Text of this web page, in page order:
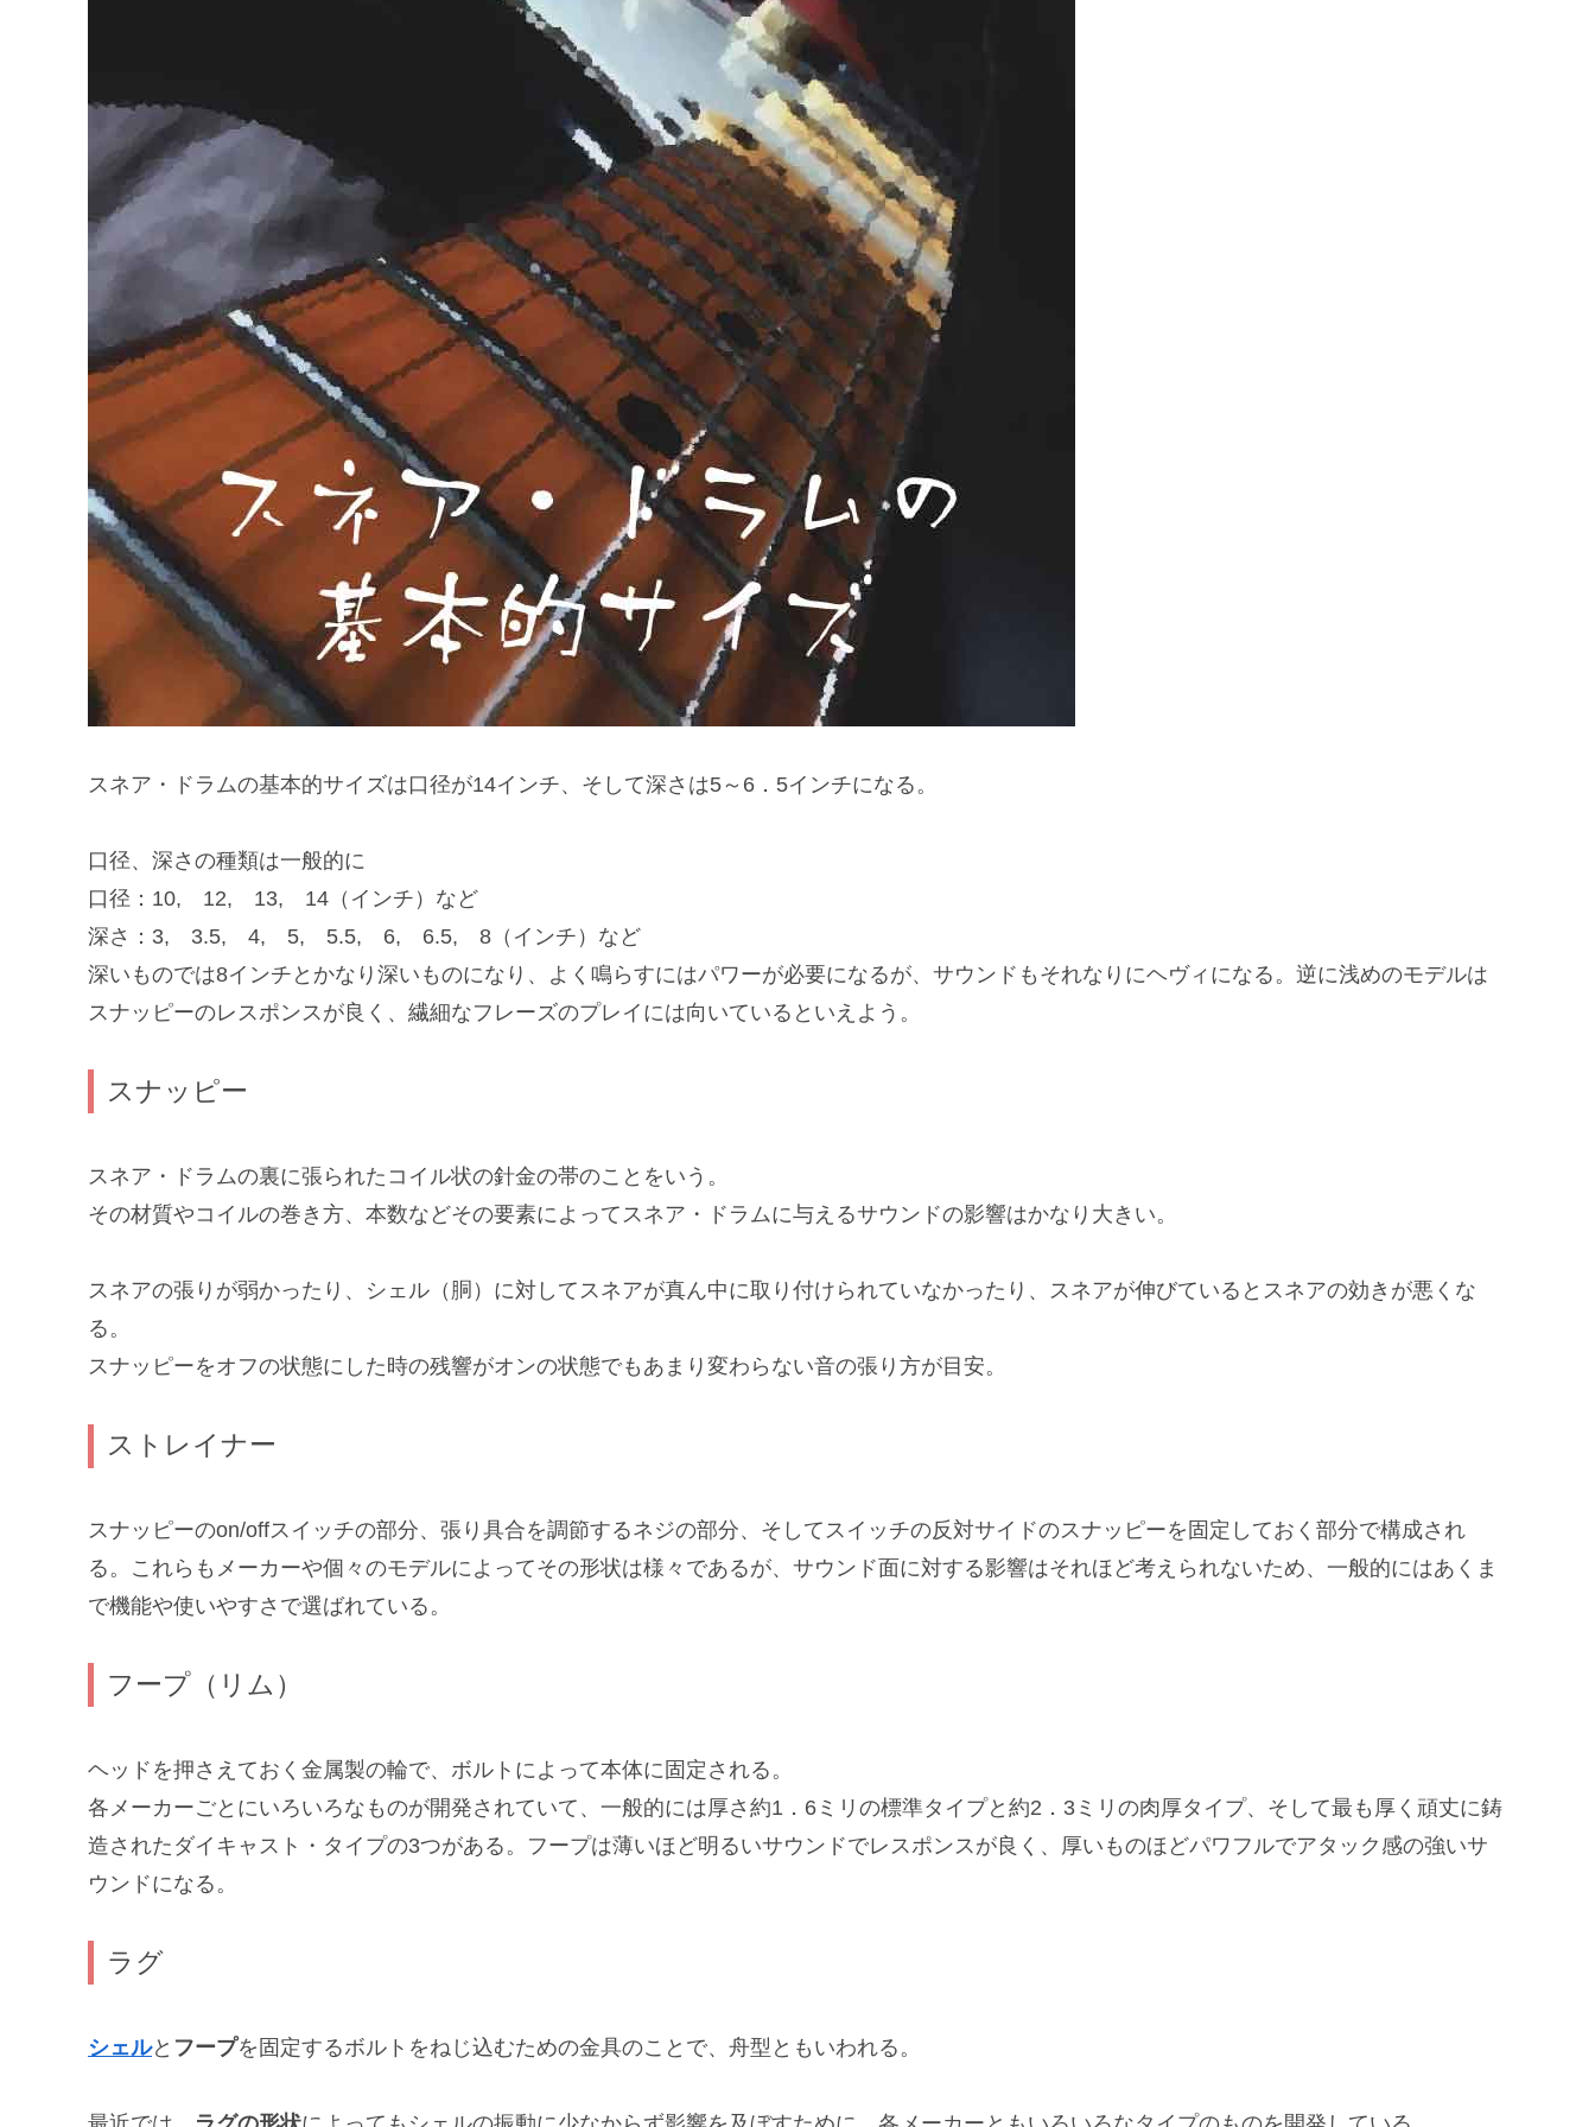
スネア・ドラムの基本的サイズは口径が14インチ、そして深さは5～6．5インチになる。
口径、深さの種類は一般的に
口径：10, 12, 13, 14（インチ）など
深さ：3, 3.5, 4, 5, 5.5, 6, 6.5, 8（インチ）など
深いものでは8インチとかなり深いものになり、よく鳴らすにはパワーが必要になるが、サウンドもそれなりにヘヴィになる。逆に浅めのモデルは
スナッピーのレスポンスが良く、繊細なフレーズのプレイには向いているといえよう。
スナッピー
スネア・ドラムの裏に張られたコイル状の針金の帯のことをいう。
その材質やコイルの巻き方、本数などその要素によってスネア・ドラムに与えるサウンドの影響はかなり大きい。
スネアの張りが弱かったり、シェル（胴）に対してスネアが真ん中に取り付けられていなかったり、スネアが伸びているとスネアの効きが悪くな
る。
スナッピーをオフの状態にした時の残響がオンの状態でもあまり変わらない音の張り方が目安。
ストレイナー
スナッピーのon/offスイッチの部分、張り具合を調節するネジの部分、そしてスイッチの反対サイドのスナッピーを固定しておく部分で構成され
る。これらもメーカーや個々のモデルによってその形状は様々であるが、サウンド面に対する影響はそれほど考えられないため、一般的にはあくま
で機能や使いやすさで選ばれている。
フープ（リム）
ヘッドを押さえておく金属製の輪で、ボルトによって本体に固定される。
各メーカーごとにいろいろなものが開発されていて、一般的には厚さ約1．6ミリの標準タイプと約2．3ミリの肉厚タイプ、そして最も厚く頑丈に鋳
造されたダイキャスト・タイプの3つがある。フープは薄いほど明るいサウンドでレスポンスが良く、厚いものほどパワフルでアタック感の強いサ
ウンドになる。
ラグ
シェルと フープを固定するボルトをねじ込むための金具のことで、舟型ともいわれる。